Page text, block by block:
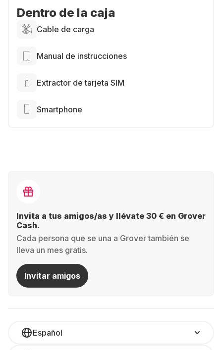
Dentro de la caja
Cable de carga
Manual de instrucciones
Extractor de tarjeta SIM
Smartphone
Invita a tus amigos/as y llévate 30 € en Grover
Cash.
Cada persona que se una a Grover también se
lleva un mes gratis.
Invitar amigos
Español